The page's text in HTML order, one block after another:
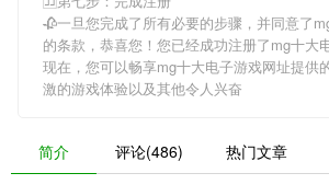
🥀一旦您完成了所有必要的步骤，并同意了
的条款，恭喜您！您已经成功注册了mg十大
现在，您可以畅享mg十大电子游戏网址提供
激的游戏体验以及其他令人兴奋
简介 评论(486) 热门文章